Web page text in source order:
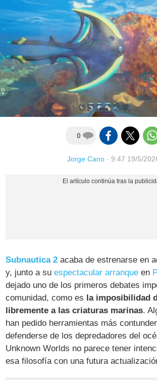
0
Jorge Cano· 9:47 19/5/
Subnautica 2 acaba de estrenarse en
y, junto a suespectacular arranque en
dejado uno de los primeros debates
comunidad, como es la imposibilidad
libremente a las criaturas marinas.
han pedido herramientas más
defenderse de los depredadores del
Unknown Worlds no parece tener
esa filosofía con una futura